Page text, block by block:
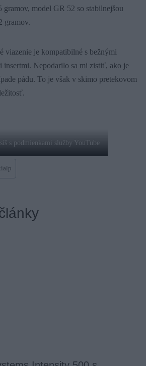
model GR 52 so stabilnejšou
gramov.
viazenie je kompatibilné s bežnými
insertmi. Nepodarilo sa mi zistiť, ako je
pádu. To je však v skimo pretekovom
s podmienkami služby YouTube